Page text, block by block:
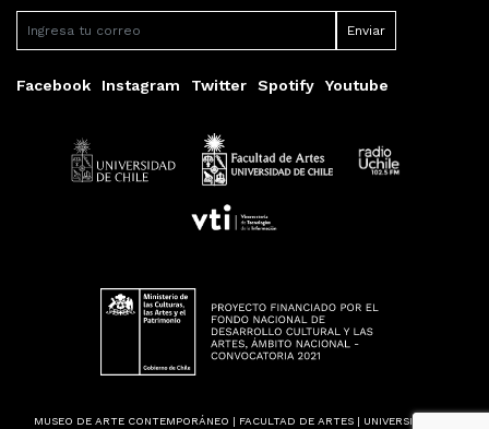
Facebook Instagram Twitter Spotify Youtube
MUSEO DE ARTE CONTEMPORÁNEO | FACULTAD DE ARTES | UNIVERSIDAD DE